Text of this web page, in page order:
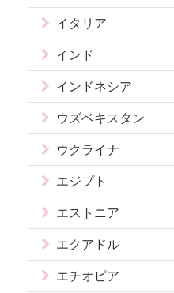
イタリア
インド
インドネシア
ウズベキスタン
ウクライナ
エジプト
エストニア
エクアドル
エチオピア